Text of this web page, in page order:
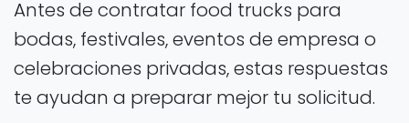
Antes de contratar food trucks para
bodas, festivales, eventos de empresa o
celebraciones privadas, estas respuestas
te ayudan a preparar mejor tu solicitud.